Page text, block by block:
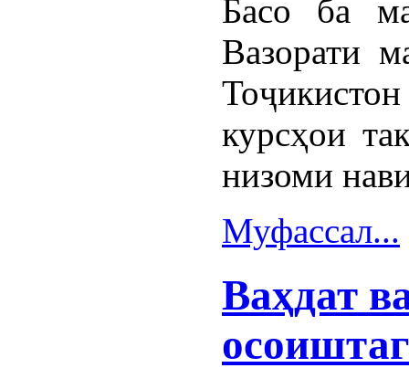
Басо ба
Вазорати
курсҳои
низоми
Муфассал...
Ваҳдат